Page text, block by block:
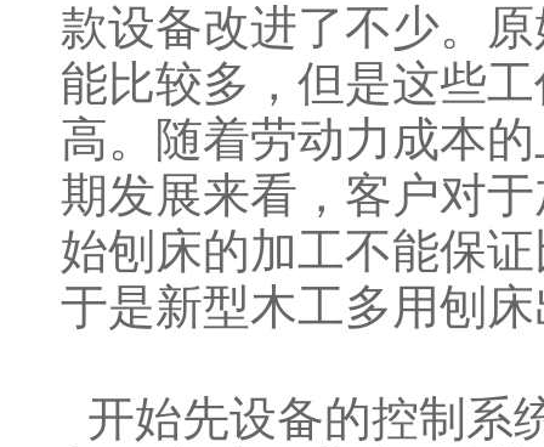
款设备改进了不少。
能比较多，但是这些
高。随着劳动力成本
期发展来看，客户对
始刨床的加工不能保
于是新型木工多用刨
开始先设备的控制系